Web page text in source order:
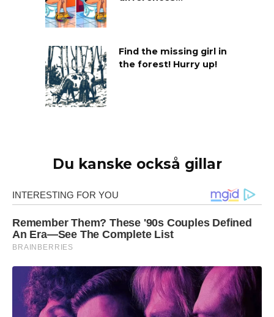
Find the missing girl in
the forest! Hurry up!
Du kanske också gillar